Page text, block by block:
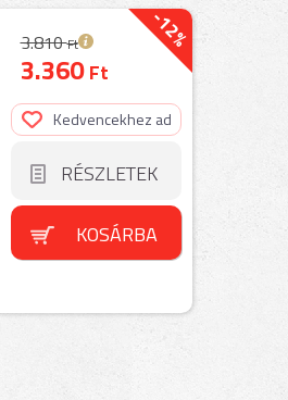
-12%
3.810Ft
3.360Ft
Kedvencekhez ad
RÉSZLETEK
KOSÁRBA